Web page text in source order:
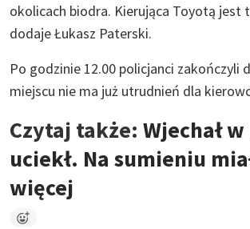
okolicach biodra. Kierująca Toyotą jest
dodaje Łukasz Paterski.
Po godzinie 12.00 policjanci zakończyli
miejscu nie ma już utrudnień dla
Czytaj także: Wjechał
uciekł. Na sumieniu
więcej